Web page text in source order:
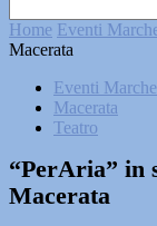
Home Eventi
Macerata
Eventi Marche
Macerata
Teatro
“PerAria” in
Macerata